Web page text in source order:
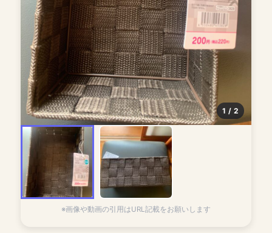
100kinlab.jp
1 / 2
※画像や動画の引用はURL記載をお願いします